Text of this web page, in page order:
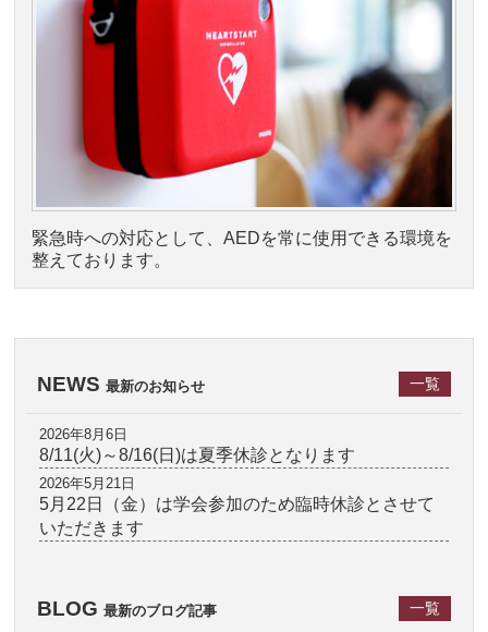
緊急時への対応として、AEDを常に使用できる環境を
整えております。
NEWS 最新のお知らせ 一覧
2026年8月6日
8/11(火)～8/16(日)は夏季休診となります
2026年5月21日
5月22日（金）は学会参加のため臨時休診とさせて
いただきます
BLOG 最新のブログ記事 一覧